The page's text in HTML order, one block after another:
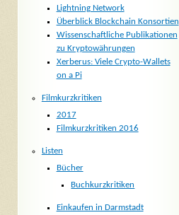
Lightning Network
Überblick Blockchain Konsortien
Wissenschaftliche Publikationen
zu Kryptowährungen
Xerberus: Viele Crypto-Wallets
on a Pi
Filmkurzkritiken
2017
Filmkurzkritiken 2016
Listen
Bücher
Buchkurzkritiken
Einkaufen in Darmstadt